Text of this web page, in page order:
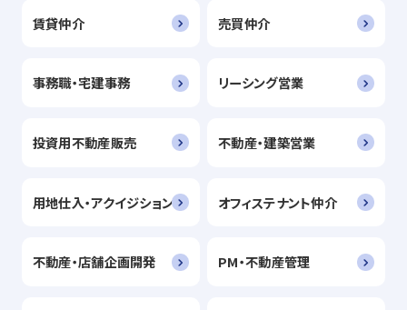
賃貸仲介 売買仲介
事務職・宅建事務 リーシング営業
投資用不動産販売 不動産・建築営業
用地仕入・アクイジション オフィステナント仲介
不動産・店舗企画開発 PM・不動産管理